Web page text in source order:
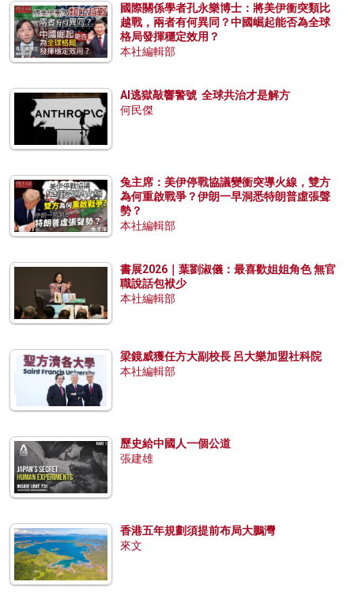
國際關係學者孔永樂博士：將美伊衝突類比
越戰，兩者有何異同？中國崛起能否為全球
格局發揮穩定效用？
本社編輯部
AI逃獄敲響警號 全球共治才是解方
何民傑
兔主席：美伊停戰協議變衝突導火線，雙方
為何重啟戰爭？伊朗一早洞悉特朗普虛張聲
勢？
本社編輯部
書展2026｜葉劉淑儀：最喜歡姐姐角色 無官
職說話包袱少
本社編輯部
梁鏡威獲任方大副校長 呂大樂加盟社科院
本社編輯部
歷史給中國人一個公道
張建雄
香港五年規劃須提前布局大鵬灣
來文